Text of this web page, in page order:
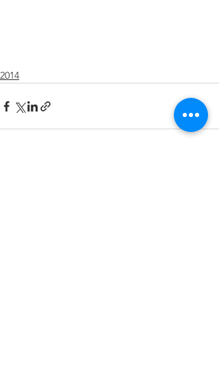
2014